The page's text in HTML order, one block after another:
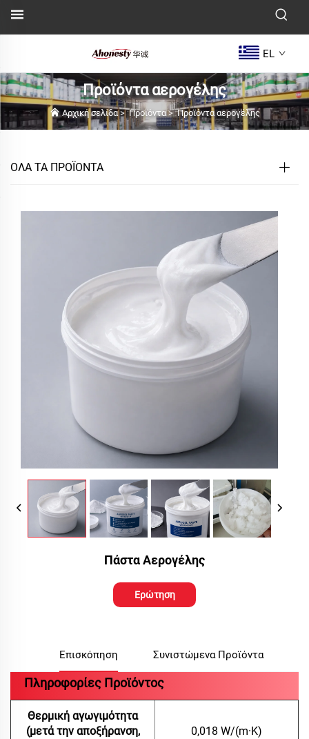
EL
Προϊόντα αερογέλης
Αρχική σελίδα>Προϊόντα>Προϊόντα αερογέλης
ΟΛΑ ΤΑ ΠΡΟΪΟΝΤΑ
Πάστα Αερογέλης
Ερώτηση
Επισκόπηση Συνιστώμενα Προϊόντα
Πληροφορίες Προϊόντος
Θερμική αγωγιμότητα
(μετά την αποξήρανση,
0,018 W/(m·K)